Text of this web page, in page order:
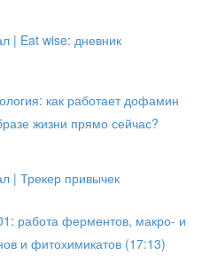
| Eat wise: дневник
как работает дофамин
жизни прямо сейчас?
| Трекер привычек
работа ферментов, макро- и
и фитохимикатов (17:13)